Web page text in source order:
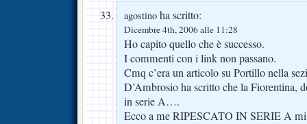
agostino ha scritto:
Dicembre 4th, 2006 alle 11:28
Ho capito quello che è successo.
I commenti con i link non passano.
Cmq c’era un articolo su Portillo nella
D’Ambrosio ha scritto che la Fiorentina,
in serie A….
Ecco a me RIPESCATO IN SERIE A mi